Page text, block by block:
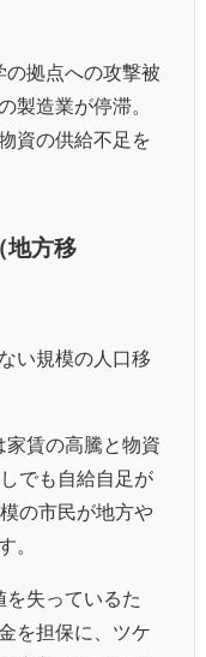
拠点への攻撃被
製造業が停滞。
資の供給不足を
地方移
い規模の人口移
家賃の高騰と物資
でも自給自足が
の市民が地方や
失っているた
を担保に、ツケ